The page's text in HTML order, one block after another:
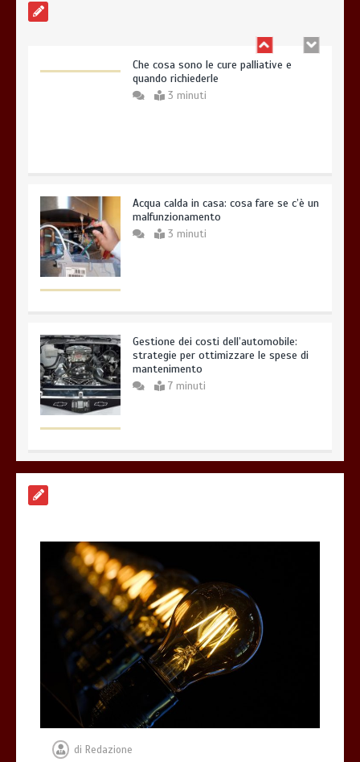
Che cosa sono le cure palliative e
quando richiederle
3 minuti
Acqua calda in casa: cosa fare se c’è un
malfunzionamento
3 minuti
Gestione dei costi dell’automobile:
strategie per ottimizzare le spese di
mantenimento
7 minuti
Che cosa sono le cure palliative e
quando richiederle
3 minuti
di Redazione